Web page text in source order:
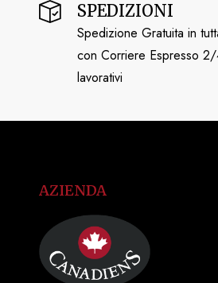
SPEDIZIONI
Spedizione Gratuita in
con Corriere Espresso
lavorativi
AZIENDA